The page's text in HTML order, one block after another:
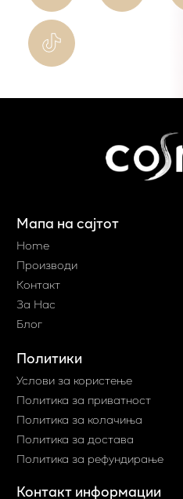
Мапа на сајтот
Home
Производи
Контакт
За Нас
Блог
Политики
Услови за користење
Политика за приватност
Политика за колачиња
Политика за достава
Политика за рефундирање
Контакт информации